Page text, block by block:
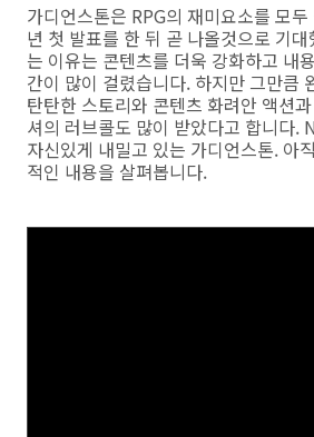
가디언스톤은 RPG의 재미요소를 모
년 첫 발표를 한 뒤 곧 나올것으로 기
는 이유는 콘텐츠를 더욱 강화하고 내
간이 많이 걸렸습니다. 하지만 그만큼
탄탄한 스토리와 콘텐츠 화려안 액션
셔의 러브콜도 많이 받았다고 합니다.
자신있게 내밀고 있는 가디언스톤. 아
적인 내용을 살펴봅니다.